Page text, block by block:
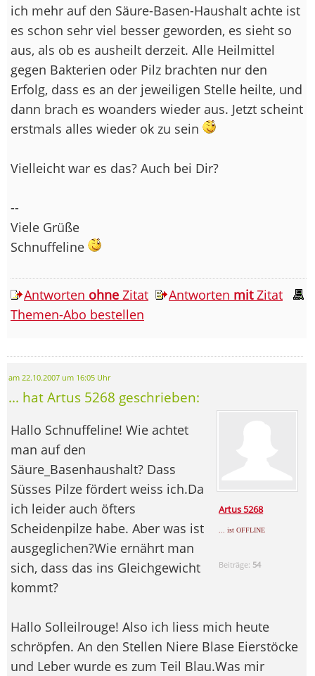
ich mehr auf den Säure-Basen-Haushalt achte ist
es schon sehr viel besser geworden, es sieht so
aus, als ob es ausheilt derzeit. Alle Heilmittel
gegen Bakterien oder Pilz brachten nur den
Erfolg, dass es an der jeweiligen Stelle heilte, und
dann brach es woanders wieder aus. Jetzt scheint
erstmals alles wieder ok zu sein
Vielleicht war es das? Auch bei Dir?
--
Viele Grüße
Schnuffeline
Antworten ohne Zitat Antworten mitZitat
Themen-Abo bestellen
am 22.10.2007 um 16:05 Uhr
... hat Artus 5268 geschrieben:
Artus 5268
... ist OFFLINE
Beiträge: 54
Hallo Schnuffeline! Wie achtet
man auf den
Säure_Basenhaushalt? Dass
Süsses Pilze fördert weiss ich.Da
ich leider auch öfters
Scheidenpilze habe. Aber was ist
ausgeglichen?Wie ernährt man
sich, dass das ins Gleichgewicht
kommt?
Hallo Solleilrouge! Also ich liess mich heute
schröpfen. An den Stellen Niere Blase Eierstöcke
und Leber wurde es zum Teil Blau.Was mir